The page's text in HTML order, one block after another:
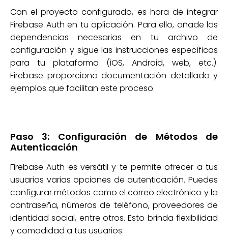
Con el proyecto configurado, es hora de integrar
Firebase Auth en tu aplicación. Para ello, añade las
dependencias necesarias en tu archivo de
configuración y sigue las instrucciones específicas
para tu plataforma (iOS, Android, web, etc.).
Firebase proporciona documentación detallada y
ejemplos que facilitan este proceso.
Paso 3: Configuración de Métodos de
Autenticación
Firebase Auth es versátil y te permite ofrecer a tus
usuarios varias opciones de autenticación. Puedes
configurar métodos como el correo electrónico y la
contraseña, números de teléfono, proveedores de
identidad social, entre otros. Esto brinda flexibilidad
y comodidad a tus usuarios.